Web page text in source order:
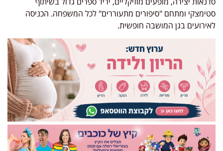
סטימצקי ומתחם "סיפורים מתעוררים" לכל המשפחה. הכניסה
לאירועים בגן המושבה חופשית.